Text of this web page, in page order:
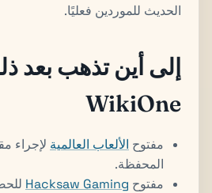
الحديث للموردين فعليًا.
إلى أين تذهب بعد
WikiOne
مفتوح الألعاب العالمية لإجراء
المحفظة.
مفتوح Hacksaw Gaming